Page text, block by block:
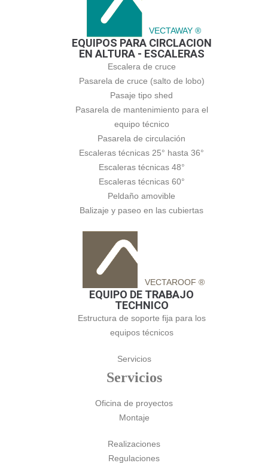
VECTAWAY ®
EQUIPOS PARA CIRCLACION
EN ALTURA - ESCALERAS
Escalera de cruce
Pasarela de cruce (salto de lobo)
Pasaje tipo shed
Pasarela de mantenimiento para el
equipo técnico
Pasarela de circulación
Escaleras técnicas 25° hasta 36°
Escaleras técnicas 48°
Escaleras técnicas 60°
Peldaño amovible
Balizaje y paseo en las cubiertas
VECTAROOF ®
EQUIPO DE TRABAJO
TECHNICO
Estructura de soporte fija para los
equipos técnicos
Servicios
Servicios
Oficina de proyectos
Montaje
Realizaciones
Regulaciones